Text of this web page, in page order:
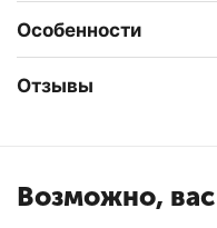
Особенности
Отзывы
Возможно, вас